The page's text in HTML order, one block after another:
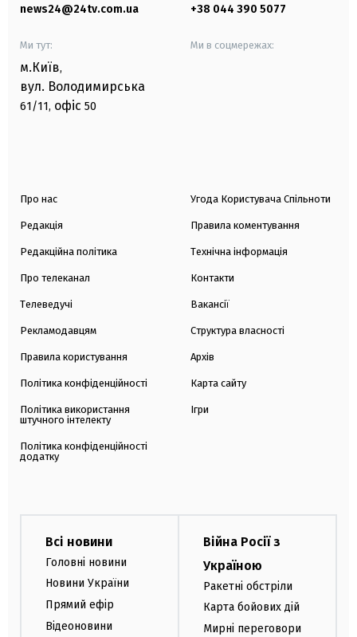
news24@24tv.com.ua +38 044 390 5077
Ми тут:
м.Київ,
вул. Володимирська
61/11, офіс 50
Ми в соцмережах:
Про нас
Редакція
Редакційна політика
Про телеканал
Телеведучі
Рекламодавцям
Правила користування
Політика конфіденційності
Політика використання
штучного інтелекту
Політика конфіденційності
додатку
Угода Користувача Спільноти
Правила коментування
Технічна інформація
Контакти
Вакансії
Структура власності
Архів
Карта сайту
Ігри
Всі новини
Головні новини
Новини України
Прямий ефір
Відеоновини
Війна Росії з
Україною
Ракетні обстріли
Карта бойових дій
Мирні переговори